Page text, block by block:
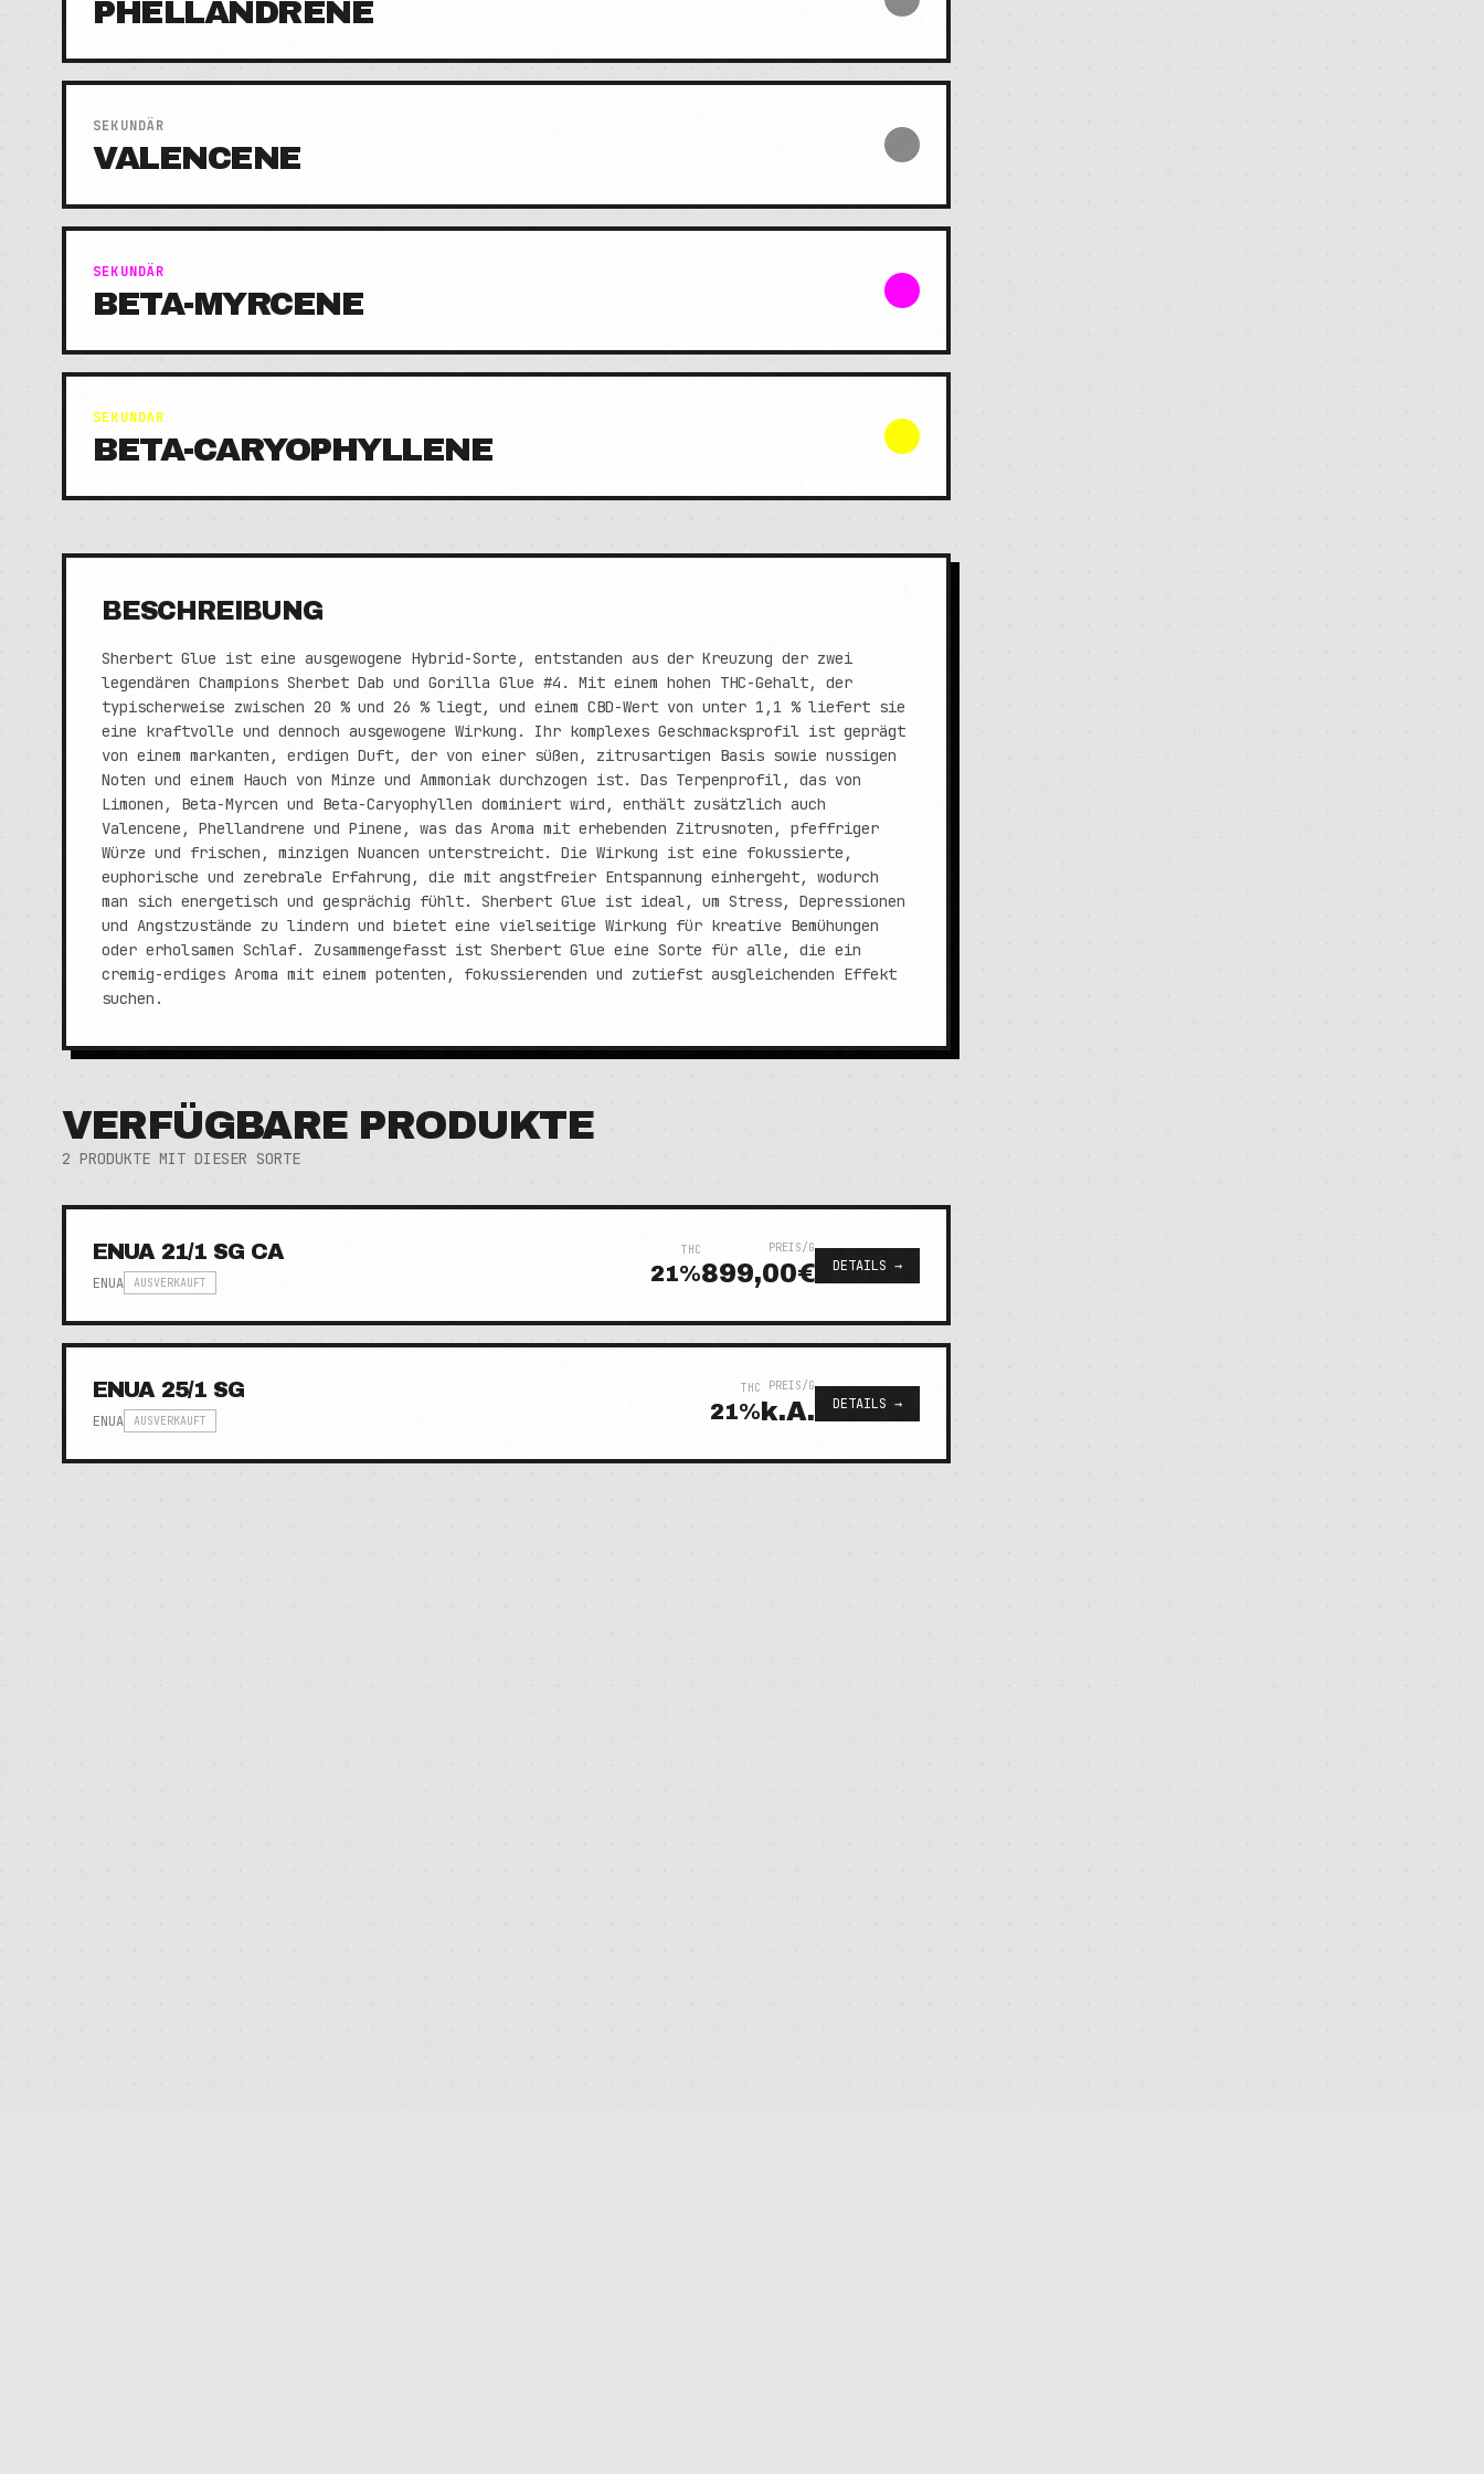
PHELLANDRENE
SEKUNDÄR
VALENCENE
SEKUNDÄR
BETA-MYRCENE
SEKUNDÄR
BETA-CARYOPHYLLENE
BESCHREIBUNG
Sherbert Glue ist eine ausgewogene Hybrid-Sorte, entstanden aus der Kreuzung der zwei
legendären Champions Sherbet Dab und Gorilla Glue #4. Mit einem hohen THC-Gehalt, der
typischerweise zwischen 20 % und 26 % liegt, und einem CBD-Wert von unter 1,1 % liefert sie
eine kraftvolle und dennoch ausgewogene Wirkung. Ihr komplexes Geschmacksprofil ist geprägt
von einem markanten, erdigen Duft, der von einer süßen, zitrusartigen Basis sowie nussigen
Noten und einem Hauch von Minze und Ammoniak durchzogen ist. Das Terpenprofil, das von
Limonen, Beta-Myrcen und Beta-Caryophyllen dominiert wird, enthält zusätzlich auch
Valencene, Phellandrene und Pinene, was das Aroma mit erhebenden Zitrusnoten, pfeffriger
Würze und frischen, minzigen Nuancen unterstreicht. Die Wirkung ist eine fokussierte,
euphorische und zerebrale Erfahrung, die mit angstfreier Entspannung einhergeht, wodurch
man sich energetisch und gesprächig fühlt. Sherbert Glue ist ideal, um Stress, Depressionen
und Angstzustände zu lindern und bietet eine vielseitige Wirkung für kreative Bemühungen
oder erholsamen Schlaf. Zusammengefasst ist Sherbert Glue eine Sorte für alle, die ein
cremig-erdiges Aroma mit einem potenten, fokussierenden und zutiefst ausgleichenden Effekt
suchen.
VERFÜGBARE PRODUKTE
2 PRODUKTE MIT DIESER SORTE
ENUA 21/1 SG CA
ENUA AUSVERKAUFT
THC
21%
PREIS/G
899,00€ DETAILS →
ENUA 25/1 SG
ENUA AUSVERKAUFT
THC
21%
PREIS/G
k.A. DETAILS →